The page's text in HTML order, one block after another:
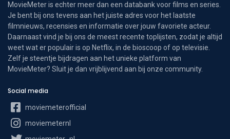
MovieMeter is echter meer dan een databank voor films en series.
Je bent bij ons tevens aan het juiste adres voor het laatste
filmnieuws, recensies en informatie over jouw favoriete acteur.
Daarnaast vind je bij ons de meest recente toplijsten, zodat je altijd
weet wat er populair is op Netflix, in de bioscoop of op televisie.
Zelf je steentje bijdragen aan het unieke platform van
MovieMeter? Sluit je dan vrijblijvend aan bij onze community.
Social media
moviemeterofficial
moviemeternl